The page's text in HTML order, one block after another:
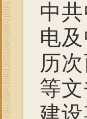
中
电
历
等文
建